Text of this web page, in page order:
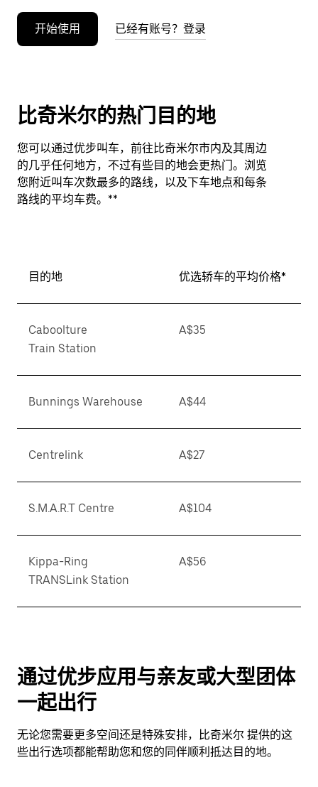
开始使用 已经有账号？登录
比奇米尔的热门目的地
您可以通过优步叫车，前往比奇米尔市内及其周边
的几乎任何地方，不过有些目的地会更热门。浏览
您附近叫车次数最多的路线，以及下车地点和每条
路线的平均车费。**
目的地 优选轿车的平均价格*
Caboolture
Train Station
A$35
Bunnings Warehouse A$44
Centrelink A$27
S.M.A.R.T Centre A$104
Kippa-Ring
TRANSLink Station
A$56
通过优步应用与亲友或大型团体
一起出行
无论您需要更多空间还是特殊安排，比奇米尔 提供的这
些出行选项都能帮助您和您的同伴顺利抵达目的地。